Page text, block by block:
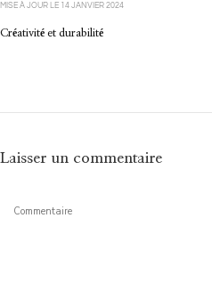
MISE À JOUR LE 14 JANVIER 2024
Créativité et durabilité
Laisser un commentaire